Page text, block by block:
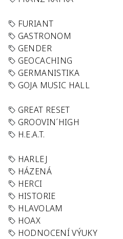
FURIANT
GASTRONOM
GENDER
GEOCACHING
GERMANISTIKA
GOJA MUSIC HALL
GREAT RESET
GROOVIN´HIGH
H.E.A.T.
HARLEJ
HÁZENÁ
HERCI
HISTORIE
HLAVOLAM
HOAX
HODNOCENÍ VÝUKY